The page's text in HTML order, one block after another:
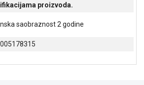
proizvoda.
saobraznost 2 godine